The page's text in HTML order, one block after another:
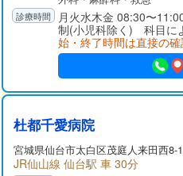
月火水木金 08:30〜
制(小児科除く) 科目に
始・終了時間は直接の
杜都千愛病院
宮城県仙台市太白区茂庭人来田西8-
JR仙山線 仙台駅 車 30分